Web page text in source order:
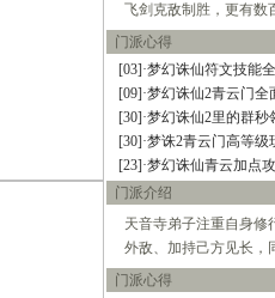
飞剑克敌制胜，更有数
门派心得
[03]·梦幻诛仙符文技能
[09]·梦幻诛仙2青云门
[30]·梦幻诛仙2里的群
[30]·梦诛2青云门高等
[23]·梦幻诛仙青云加点
门派介绍
天音寺弟子注重自身修
外敌、加持己方见长，
门派心得